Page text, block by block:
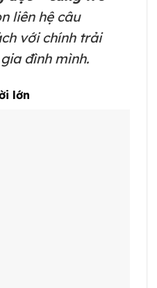
liên hệ câu
với chính trải
đình mình.
lớn